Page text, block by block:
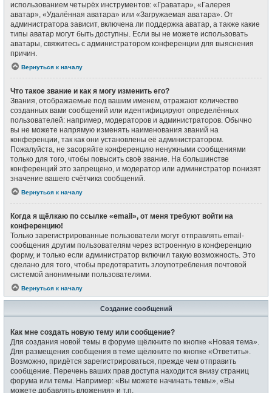
использованием четырёх инструментов: «Граватар», «Галерея
аватар», «Удалённая аватара» или «Загружаемая аватара». От
администратора зависит, включена ли поддержка аватар, а также какие
типы аватар могут быть доступны. Если вы не можете использовать
аватары, свяжитесь с администратором конференции для выяснения
причин.
Вернуться к началу
Что такое звание и как я могу изменить его?
Звания, отображаемые под вашим именем, отражают количество
созданных вами сообщений или идентифицируют определённых
пользователей: например, модераторов и администраторов. Обычно
вы не можете напрямую изменять наименования званий на
конференции, так как они установлены её администратором.
Пожалуйста, не засоряйте конференцию ненужными сообщениями
только для того, чтобы повысить своё звание. На большинстве
конференций это запрещено, и модератор или администратор понизят
значение вашего счётчика сообщений.
Вернуться к началу
Когда я щёлкаю по ссылке «email», от меня требуют войти на
конференцию!
Только зарегистрированные пользователи могут отправлять email-
сообщения другим пользователям через встроенную в конференцию
форму, и только если администратор включил такую возможность. Это
сделано для того, чтобы предотвратить злоупотребления почтовой
системой анонимными пользователями.
Вернуться к началу
Создание сообщений
Как мне создать новую тему или сообщение?
Для создания новой темы в форуме щёлкните по кнопке «Новая тема».
Для размещения сообщения в теме щёлкните по кнопке «Ответить».
Возможно, придётся зарегистрироваться, прежде чем отправить
сообщение. Перечень ваших прав доступа находится внизу страниц
форума или темы. Например: «Вы можете начинать темы», «Вы
можете добавлять вложения» и т.п.